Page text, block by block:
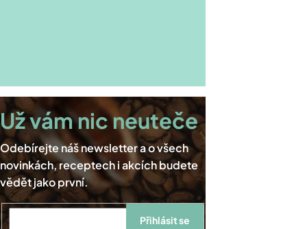
Přihlásit se